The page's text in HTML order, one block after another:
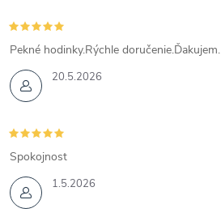
20.5.2026
Pekné hodinky.Rýchle doručenie.Ďakujem.
1.5.2026
Spokojnost